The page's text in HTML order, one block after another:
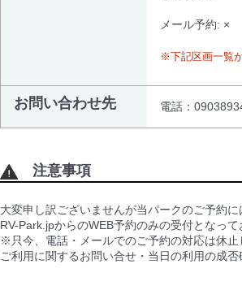
メール予約: ×
※下記区画一覧
お問い合わせ先 電話：
注意事項
大変申し訳ございませんが当パークのご予約に
RV-Park.jpからのWEB予約のみの受付となって
※只今、電話・メールでのご予約の対応は休止
ご利用に関するお問い合せ・当日の利用の成